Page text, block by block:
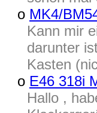
o MK4/
Kann mir
darunter
Kasten
o E46 318i
Hallo ,